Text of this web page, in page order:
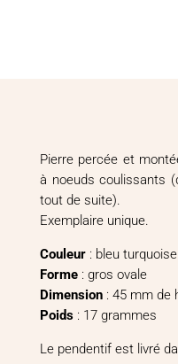
Pierre percée et
à noeuds coulissants
tout de suite).
Exemplaire unique.
Couleur: bleu
Forme: gros ovale
Dimension: 45 mm de
Poids: 17 grammes
Le pendentif est livré